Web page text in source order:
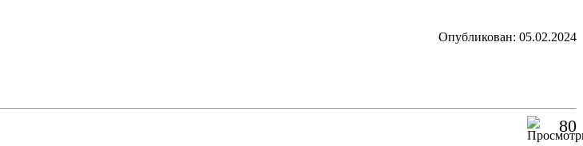
Опубликован: 05.02.2024
80